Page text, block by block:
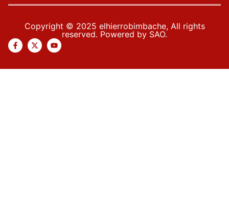
Copyright © 2025 elhierrobimbache, All rights
reserved. Powered by SAO.